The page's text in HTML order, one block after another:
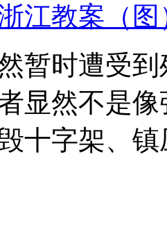
江教案（图
暂时遭受
显然不是
十字架、